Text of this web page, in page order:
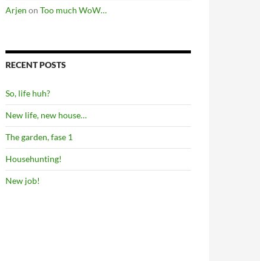
Arjen on Too much WoW…
RECENT POSTS
So, life huh?
New life, new house…
The garden, fase 1
Househunting!
New job!